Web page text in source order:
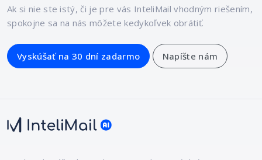
Ak si nie ste istý, či je pre vás InteliMail vhodným riešením,
spokojne sa na nás môžete kedykoľvek obrátiť.
Vyskúšať na 30 dní zadarmo Napíšte nám